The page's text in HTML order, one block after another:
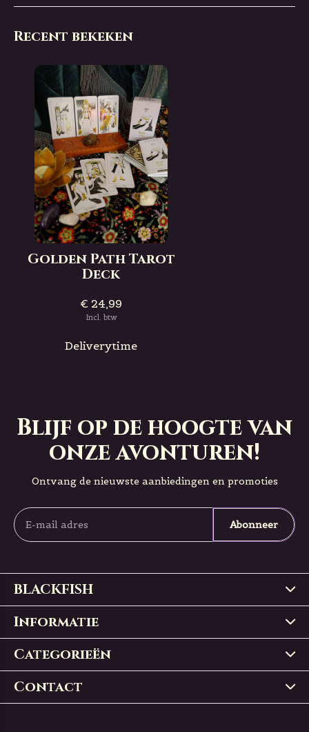
Recent bekeken
Golden Path Tarot
Deck
€ 24,99
Incl. btw
Deliverytime
Blijf op de hoogte van
onze avonturen!
Ontvang de nieuwste aanbiedingen en promoties
Abonneer
BLACKFISH
Informatie
Categorieën
Contact